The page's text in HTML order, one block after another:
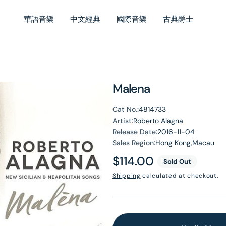
華語音樂 中文經典 國際音樂 古典爵士
Malena
Cat No.:4814733
Artist:Roberto Alagna
Release Date:2016-11-04
Sales Region:Hong Kong,Macau
Regular
price
$114.00 Sold Out
Shipping calculated at checkout.